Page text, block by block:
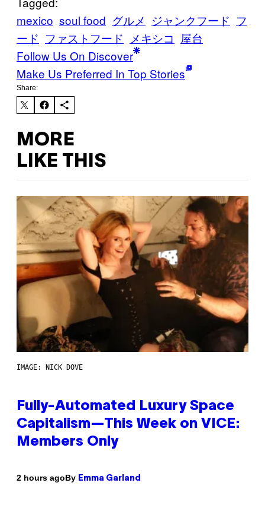
mexico soul food グルメ ジャンクフード フ
ード ファストフード メキシコ 屋台
Follow Us On Discover
Make Us Preferred In Top Stories
Share:
MORE
LIKE THIS
IMAGE: NICK DOVE
Fully-Automated Luxury Space
Capitalism—This Week on VICE:
Members Only
2 hours agoBy Emma Garland